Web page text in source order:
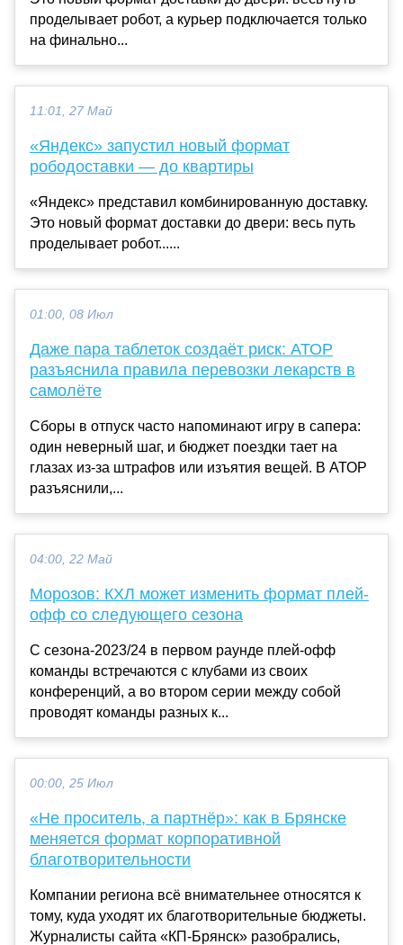
проделывает робот, а курьер подключается только
на финально...
11:01, 27 Май
«Яндекс» запустил новый формат
рободоставки — до квартиры
«Яндекс» представил комбинированную доставку.
Это новый формат доставки до двери: весь путь
проделывает робот......
01:00, 08 Июл
Даже пара таблеток создаёт риск: АТОР
разъяснила правила перевозки лекарств в
самолёте
Сборы в отпуск часто напоминают игру в сапера:
один неверный шаг, и бюджет поездки тает на
глазах из-за штрафов или изъятия вещей. В АТОР
разъяснили,...
04:00, 22 Май
Морозов: КХЛ может изменить формат плей-
офф со следующего сезона
С сезона-2023/24 в первом раунде плей-офф
команды встречаются с клубами из своих
конференций, а во втором серии между собой
проводят команды разных к...
00:00, 25 Июл
«Не проситель, а партнёр»: как в Брянске
меняется формат корпоративной
благотворительности
Компании региона всё внимательнее относятся к
тому, куда уходят их благотворительные бюджеты.
Журналисты сайта «КП-Брянск» разобрались,